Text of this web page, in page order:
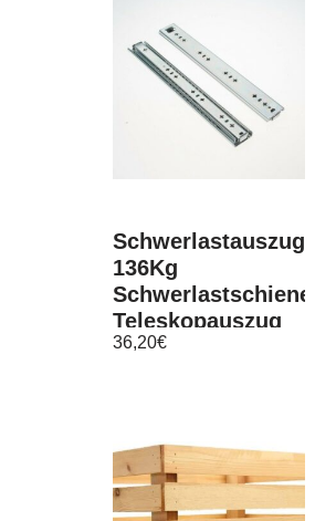
Schwerlastauszug
136Kg
Schwerlastschienen
Teleskopauszug
Teleskopschiene
36,20€